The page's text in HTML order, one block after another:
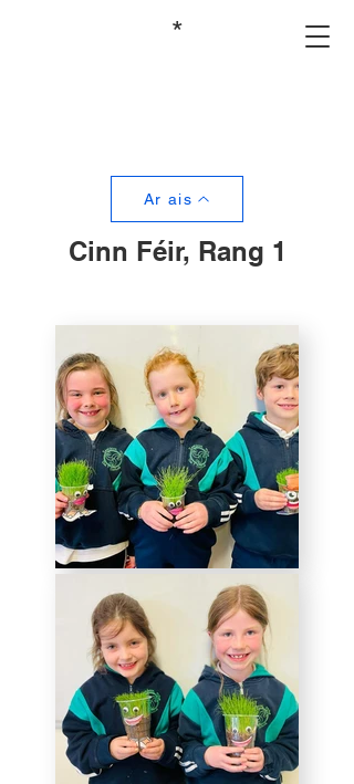
*
Ar ais
Cinn Féir, Rang 1